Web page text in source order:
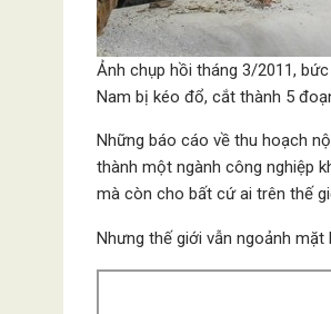
Ảnh chụp hồi tháng 3/2011,
Nam bị kéo đổ, cắt thành 5
Những báo cáo về thu hoạch
thành một ngành công nghiệp
mà còn cho bất cứ ai trên thế
Nhưng thế giới vẫn ngoảnh